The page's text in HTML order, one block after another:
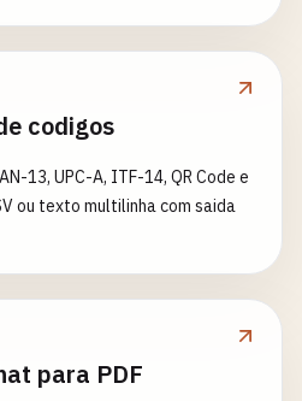
codigos
13, UPC-A, ITF-14, QR Code e
ou texto multilinha com saida
para PDF